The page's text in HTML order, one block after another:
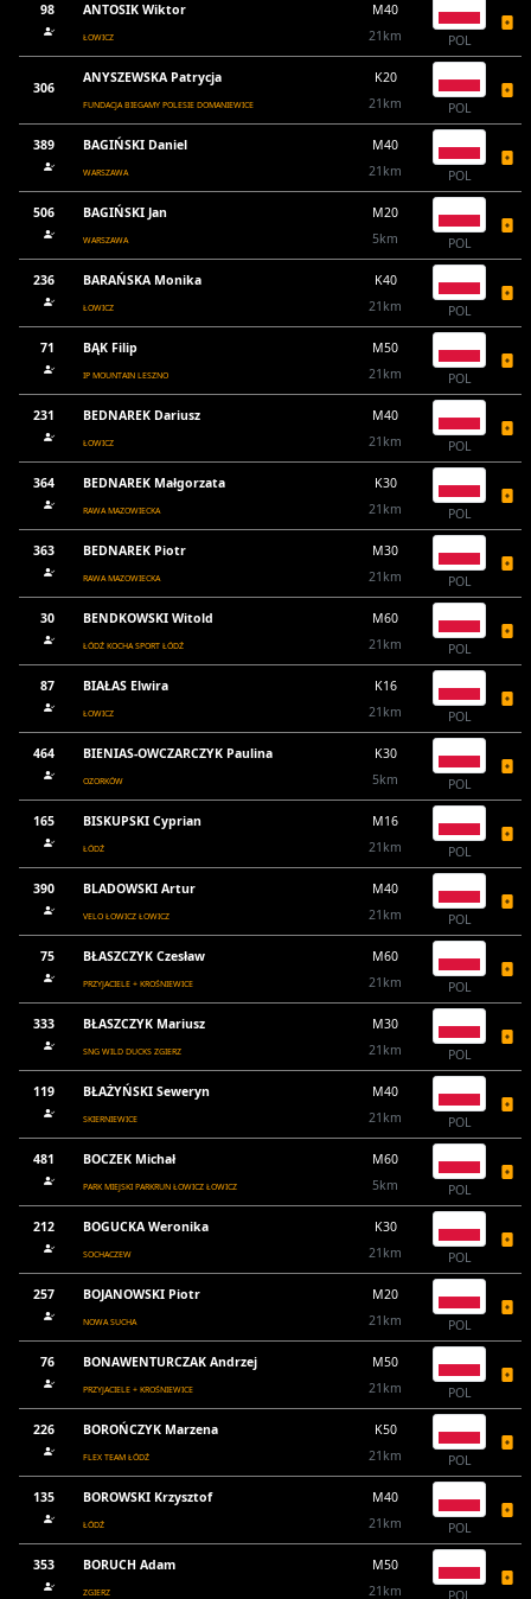
98 ANTOSIK Wiktor
ŁOWICZ
M40
21km
POL
306
ANYSZEWSKA Patrycja
FUNDACJA BIEGAMY POLESIE DOMANIEWICE
K20
21km
POL
389 BAGIŃSKI Daniel
WARSZAWA
M40
21km
POL
506 BAGIŃSKI Jan
WARSZAWA
M20
5km
POL
236 BARAŃSKA Monika
ŁOWICZ
K40
21km
POL
71 BĄK Filip
IP MOUNTAIN LESZNO
M50
21km
POL
231 BEDNAREK Dariusz
ŁOWICZ
M40
21km
POL
364 BEDNAREK Małgorzata
RAWA MAZOWIECKA
K30
21km
POL
363 BEDNAREK Piotr
RAWA MAZOWIECKA
M30
21km
POL
30 BENDKOWSKI Witold
ŁÓDŹ KOCHA SPORT ŁÓDŹ
M60
21km
POL
87 BIAŁAS Elwira
ŁOWICZ
K16
21km
POL
464 BIENIAS-OWCZARCZYK Paulina
OZORKÓW
K30
5km
POL
165 BISKUPSKI Cyprian
ŁÓDŹ
M16
21km
POL
390 BLADOWSKI Artur
VELO ŁOWICZ ŁOWICZ
M40
21km
POL
75 BŁASZCZYK Czesław
PRZYJACIELE + KROŚNIEWICE
M60
21km
POL
333 BŁASZCZYK Mariusz
SNG WILD DUCKS ZGIERZ
M30
21km
POL
119 BŁAŻYŃSKI Seweryn
SKIERNIEWICE
M40
21km
POL
481 BOCZEK Michał
PARK MIEJSKI PARKRUN ŁOWICZ ŁOWICZ
M60
5km
POL
212 BOGUCKA Weronika
SOCHACZEW
K30
21km
POL
257 BOJANOWSKI Piotr
NOWA SUCHA
M20
21km
POL
76 BONAWENTURCZAK Andrzej
PRZYJACIELE + KROŚNIEWICE
M50
21km
POL
226 BOROŃCZYK Marzena
FLEX TEAM ŁÓDŹ
K50
21km
POL
135 BOROWSKI Krzysztof
ŁÓDŹ
M40
21km
POL
353 BORUCH Adam
ZGIERZ
M50
21km
POL